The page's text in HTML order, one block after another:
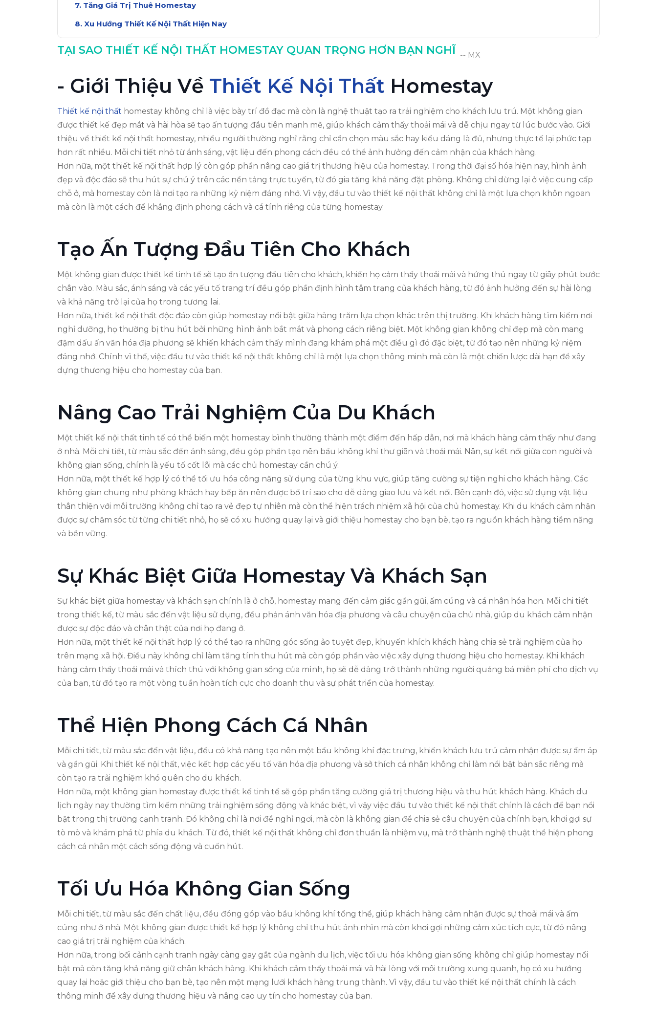
Tăng Giá Trị Thuê Homestay
Xu Hướng Thiết Kế Nội Thất Hiện Nay
Kết Luận: Tầm Quan Trọng Của Thiết Kế
TẠI SAO THIẾT KẾ NỘI THẤT HOMESTAY QUAN TRỌNG HƠN BẠN NGHĨ -- MX
- Giới Thiệu Về Thiết Kế Nội Thất Homestay
Thiết kế nội thất homestay không chỉ là việc bày trí đồ đạc mà còn là nghệ thuật tạo ra trải nghiệm cho khách lưu trú. Một không gian
được thiết kế đẹp mắt và hài hòa sẽ tạo ấn tượng đầu tiên mạnh mẽ, giúp khách cảm thấy thoải mái và dễ chịu ngay từ lúc bước vào. Giới
thiệu về thiết kế nội thất homestay, nhiều người thường nghĩ rằng chỉ cần chọn màu sắc hay kiểu dáng là đủ, nhưng thực tế lại phức tạp
hơn rất nhiều. Mỗi chi tiết nhỏ từ ánh sáng, vật liệu đến phong cách đều có thể ảnh hưởng đến cảm nhận của khách hàng.
Hơn nữa, một thiết kế nội thất hợp lý còn góp phần nâng cao giá trị thương hiệu của homestay. Trong thời đại số hóa hiện nay, hình ảnh
đẹp và độc đáo sẽ thu hút sự chú ý trên các nền tảng trực tuyến, từ đó gia tăng khả năng đặt phòng. Không chỉ dừng lại ở việc cung cấp
chỗ ở, mà homestay còn là nơi tạo ra những kỷ niệm đáng nhớ. Vì vậy, đầu tư vào thiết kế nội thất không chỉ là một lựa chọn khôn ngoan
mà còn là một cách để khẳng định phong cách và cá tính riêng của từng homestay.
Tạo Ấn Tượng Đầu Tiên Cho Khách
Một không gian được thiết kế tinh tế sẽ tạo ấn tượng đầu tiên cho khách, khiến họ cảm thấy thoải mái và hứng thú ngay từ giây phút bước
chân vào. Màu sắc, ánh sáng và các yếu tố trang trí đều góp phần định hình tâm trạng của khách hàng, từ đó ảnh hưởng đến sự hài lòng
và khả năng trở lại của họ trong tương lai.
Hơn nữa, thiết kế nội thất độc đáo còn giúp homestay nổi bật giữa hàng trăm lựa chọn khác trên thị trường. Khi khách hàng tìm kiếm nơi
nghỉ dưỡng, họ thường bị thu hút bởi những hình ảnh bắt mắt và phong cách riêng biệt. Một không gian không chỉ đẹp mà còn mang
đậm dấu ấn văn hóa địa phương sẽ khiến khách cảm thấy mình đang khám phá một điều gì đó đặc biệt, từ đó tạo nên những kỷ niệm
đáng nhớ. Chính vì thế, việc đầu tư vào thiết kế nội thất không chỉ là một lựa chọn thông minh mà còn là một chiến lược dài hạn để xây
dựng thương hiệu cho homestay của bạn.
Nâng Cao Trải Nghiệm Của Du Khách
Một thiết kế nội thất tinh tế có thể biến một homestay bình thường thành một điểm đến hấp dẫn, nơi mà khách hàng cảm thấy như đang
ở nhà. Mỗi chi tiết, từ màu sắc đến ánh sáng, đều góp phần tạo nên bầu không khí thư giãn và thoải mái. Nân, sự kết nối giữa con người và
không gian sống, chính là yếu tố cốt lõi mà các chủ homestay cần chú ý.
Hơn nữa, một thiết kế hợp lý có thể tối ưu hóa công năng sử dụng của từng khu vực, giúp tăng cường sự tiện nghi cho khách hàng. Các
không gian chung như phòng khách hay bếp ăn nên được bố trí sao cho dễ dàng giao lưu và kết nối. Bên cạnh đó, việc sử dụng vật liệu
thân thiện với môi trường không chỉ tạo ra vẻ đẹp tự nhiên mà còn thể hiện trách nhiệm xã hội của chủ homestay. Khi du khách cảm nhận
được sự chăm sóc từ từng chi tiết nhỏ, họ sẽ có xu hướng quay lại và giới thiệu homestay cho bạn bè, tạo ra nguồn khách hàng tiềm năng
và bền vững.
Sự Khác Biệt Giữa Homestay Và Khách Sạn
Sự khác biệt giữa homestay và khách sạn chính là ở chỗ, homestay mang đến cảm giác gần gũi, ấm cúng và cá nhân hóa hơn. Mỗi chi tiết
trong thiết kế, từ màu sắc đến vật liệu sử dụng, đều phản ánh văn hóa địa phương và câu chuyện của chủ nhà, giúp du khách cảm nhận
được sự độc đáo và chân thật của nơi họ đang ở.
Hơn nữa, một thiết kế nội thất hợp lý có thể tạo ra những góc sống ảo tuyệt đẹp, khuyến khích khách hàng chia sẻ trải nghiệm của họ
trên mạng xã hội. Điều này không chỉ làm tăng tính thu hút mà còn góp phần vào việc xây dựng thương hiệu cho homestay. Khi khách
hàng cảm thấy thoải mái và thích thú với không gian sống của mình, họ sẽ dễ dàng trở thành những người quảng bá miễn phí cho dịch vụ
của bạn, từ đó tạo ra một vòng tuần hoàn tích cực cho doanh thu và sự phát triển của homestay.
Thể Hiện Phong Cách Cá Nhân
Mỗi chi tiết, từ màu sắc đến vật liệu, đều có khả năng tạo nên một bầu không khí đặc trưng, khiến khách lưu trú cảm nhận được sự ấm áp
và gần gũi. Khi thiết kế nội thất, việc kết hợp các yếu tố văn hóa địa phương và sở thích cá nhân không chỉ làm nổi bật bản sắc riêng mà
còn tạo ra trải nghiệm khó quên cho du khách.
Hơn nữa, một không gian homestay được thiết kế tinh tế sẽ góp phần tăng cường giá trị thương hiệu và thu hút khách hàng. Khách du
lịch ngày nay thường tìm kiếm những trải nghiệm sống động và khác biệt, vì vậy việc đầu tư vào thiết kế nội thất chính là cách để bạn nổi
bật trong thị trường cạnh tranh. Đó không chỉ là nơi để nghỉ ngơi, mà còn là không gian để chia sẻ câu chuyện của chính bạn, khơi gợi sự
tò mò và khám phá từ phía du khách. Từ đó, thiết kế nội thất không chỉ đơn thuần là nhiệm vụ, mà trở thành nghệ thuật thể hiện phong
cách cá nhân một cách sống động và cuốn hút.
Tối Ưu Hóa Không Gian Sống
Mỗi chi tiết, từ màu sắc đến chất liệu, đều đóng góp vào bầu không khí tổng thể, giúp khách hàng cảm nhận được sự thoải mái và ấm
cúng như ở nhà. Một không gian được thiết kế hợp lý không chỉ thu hút ánh nhìn mà còn khơi gợi những cảm xúc tích cực, từ đó nâng
cao giá trị trải nghiệm của khách.
Hơn nữa, trong bối cảnh cạnh tranh ngày càng gay gắt của ngành du lịch, việc tối ưu hóa không gian sống không chỉ giúp homestay nổi
bật mà còn tăng khả năng giữ chân khách hàng. Khi khách cảm thấy thoải mái và hài lòng với môi trường xung quanh, họ có xu hướng
quay lại hoặc giới thiệu cho bạn bè, tạo nên một mạng lưới khách hàng trung thành. Vì vậy, đầu tư vào thiết kế nội thất chính là cách
thông minh để xây dựng thương hiệu và nâng cao uy tín cho homestay của bạn.